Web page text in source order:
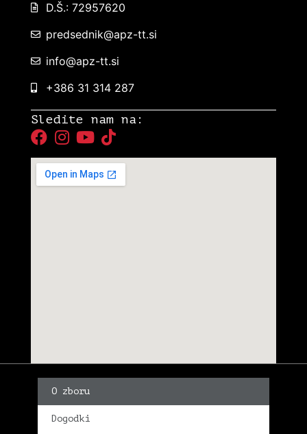
D.Š.: 72957620
predsednik@apz-tt.si
info@apz-tt.si
+386 31 314 287
Sledite nam na:
O zboru
Dogodki